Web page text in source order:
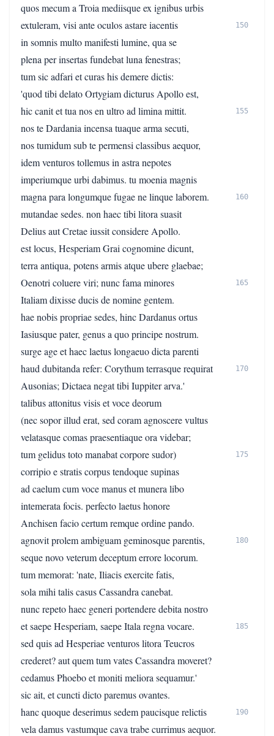
quos mecum a Troia mediisque ex ignibus urbis
extuleram, visi ante oculos astare iacentis
150
in somnis multo manifesti lumine, qua se
plena per insertas fundebat luna fenestras;
tum sic adfari et curas his demere dictis:
'quod tibi delato Ortygiam dicturus Apollo est,
hic canit et tua nos en ultro ad limina mittit.
155
nos te Dardania incensa tuaque arma secuti,
nos tumidum sub te permensi classibus aequor,
idem venturos tollemus in astra nepotes
imperiumque urbi dabimus. tu moenia magnis
magna para longumque fugae ne linque laborem.
160
mutandae sedes. non haec tibi litora suasit
Delius aut Cretae iussit considere Apollo.
est locus, Hesperiam Grai cognomine dicunt,
terra antiqua, potens armis atque ubere glaebae;
Oenotri coluere viri; nunc fama minores
165
Italiam dixisse ducis de nomine gentem.
hae nobis propriae sedes, hinc Dardanus ortus
Iasiusque pater, genus a quo principe nostrum.
surge age et haec laetus longaeuo dicta parenti
haud dubitanda refer: Corythum terrasque requirat
170
Ausonias; Dictaea negat tibi Iuppiter arva.'
talibus attonitus visis et voce deorum
(nec sopor illud erat, sed coram agnoscere vultus
velatasque comas praesentiaque ora videbar;
tum gelidus toto manabat corpore sudor)
175
corripio e stratis corpus tendoque supinas
ad caelum cum voce manus et munera libo
intemerata focis. perfecto laetus honore
Anchisen facio certum remque ordine pando.
agnovit prolem ambiguam geminosque parentis,
180
seque novo veterum deceptum errore locorum.
tum memorat: 'nate, Iliacis exercite fatis,
sola mihi talis casus Cassandra canebat.
nunc repeto haec generi portendere debita nostro
et saepe Hesperiam, saepe Itala regna vocare.
185
sed quis ad Hesperiae venturos litora Teucros
crederet? aut quem tum vates Cassandra moveret?
cedamus Phoebo et moniti meliora sequamur.'
sic ait, et cuncti dicto paremus ovantes.
hanc quoque deserimus sedem paucisque relictis
190
vela damus vastumque cava trabe currimus aequor.